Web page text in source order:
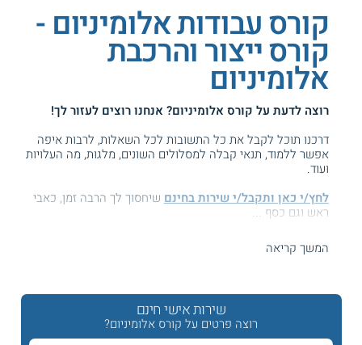
קורס עבודות אלומיניום -
קורס ייצור והרכבת
אלומיניום
רוצה לדעת על קורס אלומיניום? אנחנו רוצים לעזור לך!
דרכנו תוכל לקבל את כל התשובות לכל השאלות, לרבות איפה
אפשר ללמוד, תנאי קבלה למסלולים השונים, מלגות, מה העלויות
ועוד.
לחץ/י כאן ותקבל/י שירות בחינם שיחסוך לך הרבה זמן, כאבי
ראש וגם כסף ...
המידע באתר הועיל ל87% מהגולשים.
קורס בניה באלומיניום
המשך קריאה
שירות אישי חינם
רוצה פרטים על קורס אלומיניום?